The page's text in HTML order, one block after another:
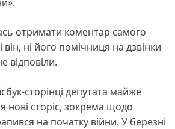
отримати коментар самого
ні його помічниця на дзвінки
відповіли.
сторінці депутата майже
нові сторіс, зокрема щодо
на початку війни. У березні